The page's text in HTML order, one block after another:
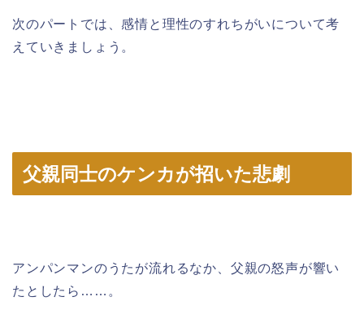
次のパートでは、感情と理性のすれちがいについて考
えていきましょう。
父親同士のケンカが招いた悲劇
アンパンマンのうたが流れるなか、父親の怒声が響い
たとしたら……。